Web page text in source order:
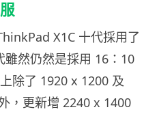
X1C 十代採用了
雖然仍然是採用 16：10
除了 1920 x 1200 及
，更新增 2240 x 1400